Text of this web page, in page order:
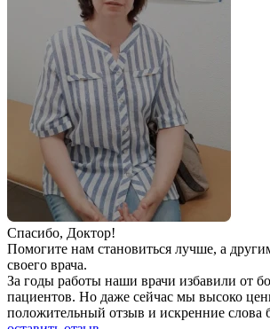
Спаcибо, Доктор!
Помогите нам становиться лучше, а
своего врача.
За годы работы наши врачи избавили от
пациентов. Но даже сейчас мы высоко
положительный отзыв и искренние слова